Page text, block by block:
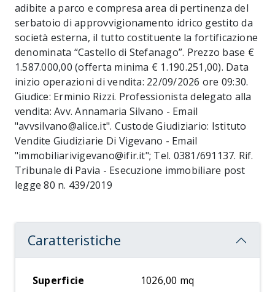
adibite a parco e compresa area di pertinenza del
serbatoio di approvvigionamento idrico gestito da
società esterna, il tutto costituente la fortificazione
denominata “Castello di Stefanago”. Prezzo base €
1.587.000,00 (offerta minima € 1.190.251,00). Data
inizio operazioni di vendita: 22/09/2026 ore 09:30.
Giudice: Erminio Rizzi. Professionista delegato alla
vendita: Avv. Annamaria Silvano - Email
"avvsilvano@alice.it". Custode Giudiziario: Istituto
Vendite Giudiziarie Di Vigevano - Email
"immobiliarivigevano@ifir.it"; Tel. 0381/691137. Rif.
Tribunale di Pavia - Esecuzione immobiliare post
legge 80 n. 439/2019
Caratteristiche
Superficie
1026,00 mq